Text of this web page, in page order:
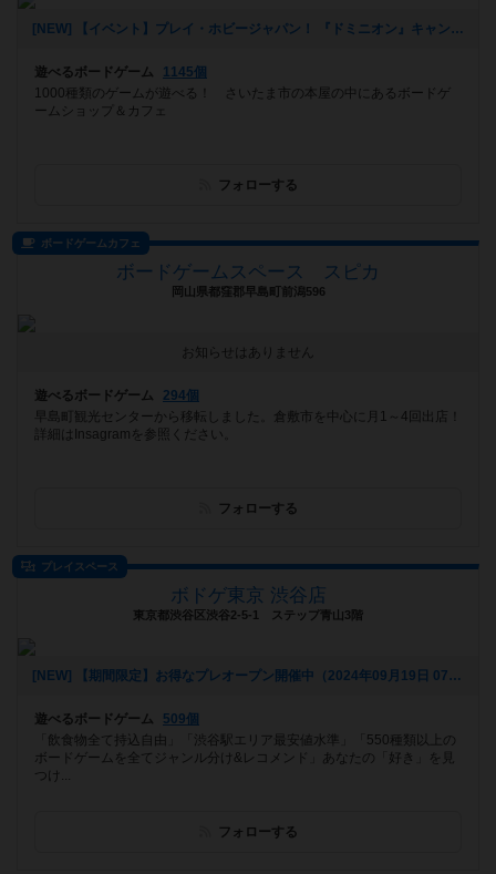
[NEW] 【イベント】プレイ・ホビージャパン！ 『ドミニオン』キャンペーン開催！（11/4 追記アリ）（2024年10月24日 21時41分）
遊べるボードゲーム
1145個
1000種類のゲームが遊べる！ さいたま市の本屋の中にあるボードゲ
ームショップ＆カフェ
フォローする
ボードゲームカフェ
ボードゲームスペース スピカ
岡山県都窪郡早島町前潟596
お知らせはありません
遊べるボードゲーム
294個
早島町観光センターから移転しました。倉敷市を中心に月1～4回出店！
詳細はInsagramを参照ください。
フォローする
プレイスペース
ボドゲ東京 渋谷店
東京都渋谷区渋谷2-5-1 ステップ青山3階
[NEW] 【期間限定】お得なプレオープン開催中（2024年09月19日 07時32分）
遊べるボードゲーム
509個
「飲食物全て持込自由」「渋谷駅エリア最安値水準」「550種類以上の
ボードゲームを全てジャンル分け&レコメンド」あなたの「好き」を見
つけ...
フォローする